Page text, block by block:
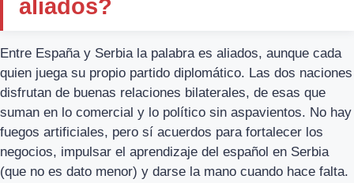
aliados?
Entre España y Serbia la palabra es aliados, aunque cada
quien juega su propio partido diplomático. Las dos naciones
disfrutan de buenas relaciones bilaterales, de esas que
suman en lo comercial y lo político sin aspavientos. No hay
fuegos artificiales, pero sí acuerdos para fortalecer los
negocios, impulsar el aprendizaje del español en Serbia
(que no es dato menor) y darse la mano cuando hace falta.